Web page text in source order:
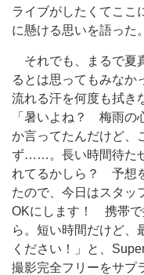
ライブがしたくてここ
に懸ける思いを語った。
それでも、まるで夏
るとは思ってもみなか
流れる汗を何度も拭き
「暑いよね？ 梅雨の
か言ってたんだけど、
ず……。長い時間待た
れてるかしら？ 予想
たので、今日はスタ
OKにします！ 携帯で
ら。短い時間だけど、
ください！」と、
撮影完全フリーをサプ